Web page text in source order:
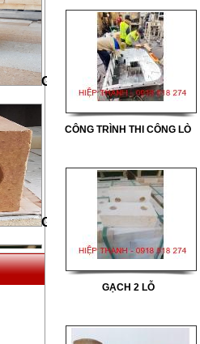
CÔNG TRÌNH THI CÔNG LÒ
GẠCH 2 LỖ